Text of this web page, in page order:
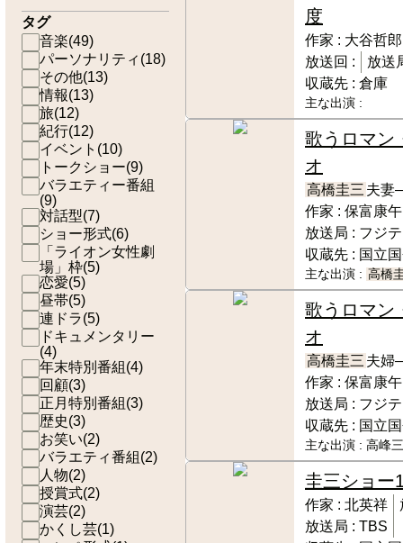
タグ
音楽(49)
パーソナリティ (18)
その他(13)
情報(13)
旅(12)
紀行(12)
イベント (10)
トークショー(9)
バラエティー番組
(9)
対話型(7)
ショー形式(6)
「ライオン女性劇
場」枠(5)
恋愛(5)
昼帯(5)
連ドラ(5)
ドキュメンタリー
(4)
年末特別番組(4)
回顧(3)
正月特別番組(3)
歴史(3)
お笑い(2)
バラエティ番組(2)
人物(2)
授賞式(2)
演芸(2)
かくし芸(1)
度
作家 : 大谷哲
放送回 :
放送
収蔵先 : 倉庫
主な出演 :
歌うロマン
オ
高橋圭三 夫妻
作家 : 保富康午
放送局 : フジ
収蔵先 : 国立
主な出演 : 高橋
歌うロマン
オ
高橋圭三 夫婦
作家 : 保富康午
放送局 : フジ
収蔵先 : 国立
主な出演 : 高峰
圭三ショー
作家 : 北英祥
放送局 : TBS